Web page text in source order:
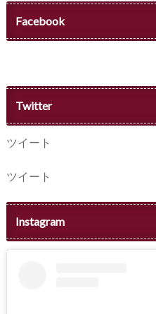
Facebook
Twitter
ツイート
ツイート
Instagram